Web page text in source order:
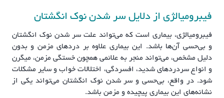
فیبرومیالژی از دلایل سر شدن نوک انگشتان
فیبرومیالژی، بیماری است که می‌تواند علت سر شدن نوک انگشتان
و بی‌حسی آن‌ها باشد. این بیماری علاوه بر دردهای مزمن و بدون
دلیل مشخص، می‌تواند منجر به علائمی همچون خستگی مزمن، میگرن
و انواع سردردهای شدید، افسردگی، اختلالات خواب و سایر مشکلات
شود. در واقع، بی‌حسی و سر شدن نوک انگشتان می‌تواند یکی از
نشانه‌های این بیماری پیچیده و مزمن باشد.